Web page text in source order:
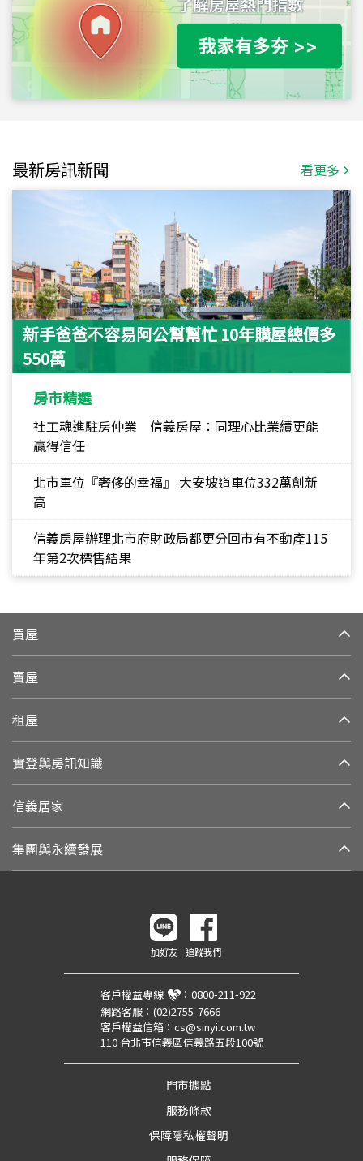
最新房訊新聞 看更多
新手爸爸不容易阿公幫幫忙 10年購屋總價多
550萬
房市精選
社工魂進駐房仲業 信義房屋：同理心比業績更能
贏得信任
北市車位『奢侈的幸福』 大安坡道車位332萬創新
高
信義房屋辦理北市府財政局都更分回市有不動產115
年第2次標售結果
買屋
賣屋
租屋
實登與房訊知識
信義居家
集團與永續發展
加好友 追蹤我們
客戶權益專線 ： 0800-211-922
網路客服： (02)2755-7666
客戶權益信箱： cs@sinyi.com.tw
110 台北市信義區信義路五段100號
門市據點
服務條款
保障隱私權聲明